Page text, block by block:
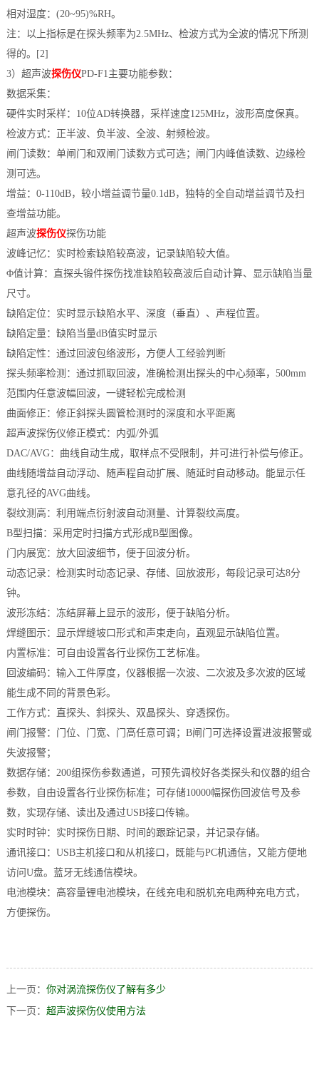
相对湿度：(20~95)%RH。
注：以上指标是在探头频率为2.5MHz、检波方式为全波的情况下所测
得的。[2]
3）超声波探伤仪PD-F1主要功能参数：
数据采集：
硬件实时采样：10位AD转换器，采样速度125MHz，波形高度保真。
检波方式：正半波、负半波、全波、射频检波。
闸门读数：单闸门和双闸门读数方式可选；闸门内峰值读数、边缘检
测可选。
增益：0-110dB，较小增益调节量0.1dB，独特的全自动增益调节及扫
查增益功能。
超声波探伤仪探伤功能
波峰记忆：实时检索缺陷较高波，记录缺陷较大值。
Φ值计算：直探头锻件探伤找准缺陷较高波后自动计算、显示缺陷当量
尺寸。
缺陷定位：实时显示缺陷水平、深度（垂直）、声程位置。
缺陷定量：缺陷当量dB值实时显示
缺陷定性：通过回波包络波形，方便人工经验判断
探头频率检测：通过抓取回波，准确检测出探头的中心频率，500mm
范围内任意波幅回波，一键轻松完成检测
曲面修正：修正斜探头圆管检测时的深度和水平距离
超声波探伤仪修正模式：内弧/外弧
DAC/AVG：曲线自动生成，取样点不受限制，并可进行补偿与修正。
曲线随增益自动浮动、随声程自动扩展、随延时自动移动。能显示任
意孔径的AVG曲线。
裂纹测高：利用端点衍射波自动测量、计算裂纹高度。
B型扫描：采用定时扫描方式形成B型图像。
门内展宽：放大回波细节，便于回波分析。
动态记录：检测实时动态记录、存储、回放波形，每段记录可达8分
钟。
波形冻结：冻结屏幕上显示的波形，便于缺陷分析。
焊缝图示：显示焊缝坡口形式和声束走向，直观显示缺陷位置。
内置标准：可自由设置各行业探伤工艺标准。
回波编码：输入工件厚度，仪器根据一次波、二次波及多次波的区域
能生成不同的背景色彩。
工作方式：直探头、斜探头、双晶探头、穿透探伤。
闸门报警：门位、门宽、门高任意可调；B闸门可选择设置进波报警或
失波报警；
数据存储：200组探伤参数通道，可预先调校好各类探头和仪器的组合
参数，自由设置各行业探伤标准；可存储10000幅探伤回波信号及参
数，实现存储、读出及通过USB接口传输。
实时时钟：实时探伤日期、时间的跟踪记录，并记录存储。
通讯接口：USB主机接口和从机接口，既能与PC机通信，又能方便地
访问U盘。蓝牙无线通信模块。
电池模块：高容量锂电池模块，在线充电和脱机充电两种充电方式，
方便探伤。
上一页： 你对涡流探伤仪了解有多少
下一页： 超声波探伤仪使用方法